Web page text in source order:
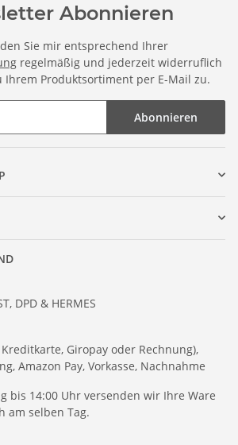
Abonnieren
Sie mir entsprechend Ihrer
regelmäßig und jederzeit widerruflich
Ihrem Produktsortiment per E-Mail zu.
Abonnieren
DPD & HERMES
Kreditkarte, Giropay oder Rechnung),
Amazon Pay, Vorkasse, Nachnahme
bis 14:00 Uhr versenden wir Ihre Ware
am selben Tag.